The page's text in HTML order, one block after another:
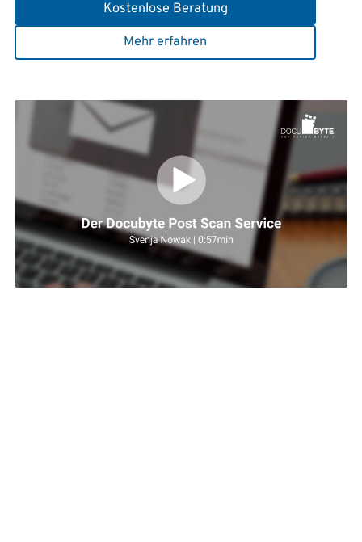
Kostenlose Beratung
Mehr erfahren